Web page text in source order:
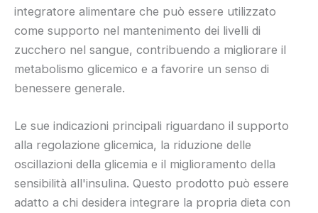
integratore alimentare che può essere utilizzato
come supporto nel mantenimento dei livelli di
zucchero nel sangue, contribuendo a migliorare il
metabolismo glicemico e a favorire un senso di
benessere generale.
Le sue indicazioni principali riguardano il supporto
alla regolazione glicemica, la riduzione delle
oscillazioni della glicemia e il miglioramento della
sensibilità all'insulina. Questo prodotto può essere
adatto a chi desidera integrare la propria dieta con